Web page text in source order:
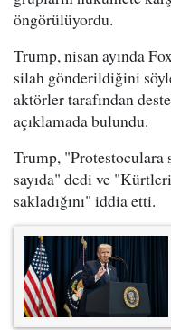
öngörülüyordu.
Trump, nisan ayında
silah gönderildiğini
aktörler tarafından
açıklamada bulundu.
Trump, "Protestoculara
sayıda" dedi ve
sakladığını" iddia etti.